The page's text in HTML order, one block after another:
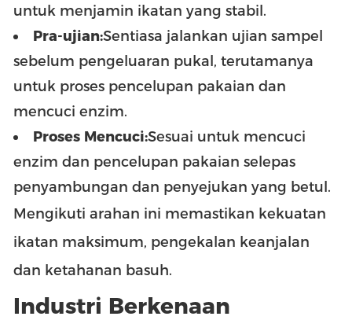
untuk menjamin ikatan yang stabil.
Pra-ujian:Sentiasa jalankan ujian sampel
sebelum pengeluaran pukal, terutamanya
untuk proses pencelupan pakaian dan
mencuci enzim.
Proses Mencuci:Sesuai untuk mencuci
enzim dan pencelupan pakaian selepas
penyambungan dan penyejukan yang betul.
Mengikuti arahan ini memastikan kekuatan
ikatan maksimum, pengekalan keanjalan
dan ketahanan basuh.
Industri Berkenaan